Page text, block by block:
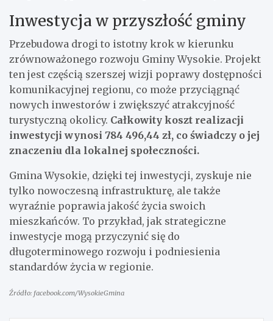
Inwestycja w przyszłość gminy
Przebudowa drogi to istotny krok w kierunku
zrównoważonego rozwoju Gminy Wysokie. Projekt
ten jest częścią szerszej wizji poprawy dostępności
komunikacyjnej regionu, co może przyciągnąć
nowych inwestorów i zwiększyć atrakcyjność
turystyczną okolicy. Całkowity koszt realizacji
inwestycji wynosi 784 496,44 zł, co świadczy o jej
znaczeniu dla lokalnej społeczności.
Gmina Wysokie, dzięki tej inwestycji, zyskuje nie
tylko nowoczesną infrastrukturę, ale także
wyraźnie poprawia jakość życia swoich
mieszkańców. To przykład, jak strategiczne
inwestycje mogą przyczynić się do
długoterminowego rozwoju i podniesienia
standardów życia w regionie.
Źródło: facebook.com/WysokieGmina